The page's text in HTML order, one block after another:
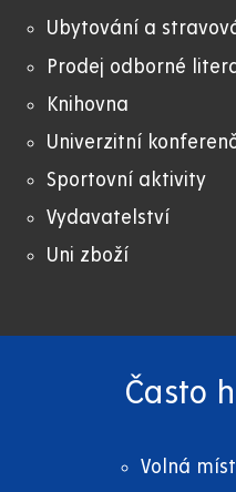
Ubytování a
Prodej odborné
Knihovna
Univerzitní
Sportovní aktivity
Vydavatelství
Uni zboží
Často
Volná